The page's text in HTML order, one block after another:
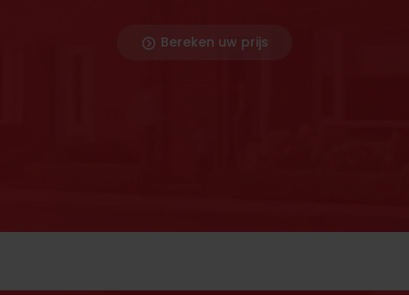
Bereken uw prijs